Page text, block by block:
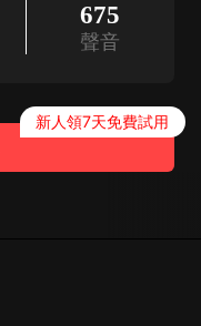
675
聲音
新人領7天免費試用